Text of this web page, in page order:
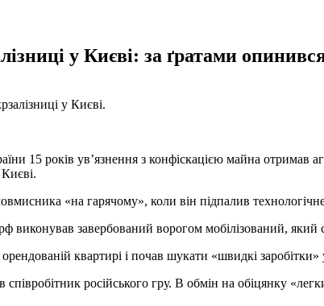
у Києві: за ґратами
у Києві.
15 років ув’язнення з конфіскацією майна отримав
«на гарячому», коли він підпалив
виконував завербований ворогом мобілізований,
квартирі і почав шукати «швидкі
російського гру. В обмін на обіцянку